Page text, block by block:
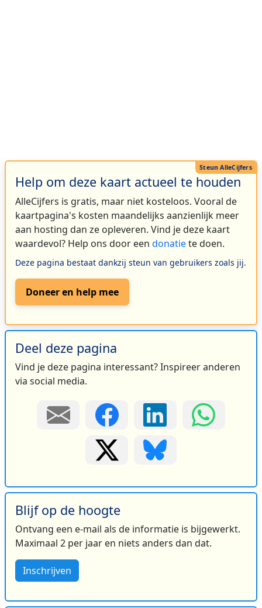
Help om deze kaart actueel te houden
AlleCijfers is gratis, maar niet kosteloos. Vooral de
kaartpagina's kosten maandelijks aanzienlijk meer
aan hosting dan ze opleveren. Vind je deze kaart
waardevol? Help ons door een donatiete doen.
Deze pagina bestaat dankzij steun van gebruikers zoals jij.
Doneer en help mee
Deel deze pagina
Vind je deze pagina interessant? Inspireer anderen
via social media.
Blijf op de hoogte
Ontvang een e-mail als de informatie is bijgewerkt.
Maximaal 2 per jaar en niets anders dan dat.
Inschrijven